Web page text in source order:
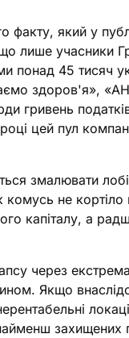
який у
учасники
понад 45 тисяч
здоров'я»,
гривень
цей пул
змалювати
не
капіталу, а
через
Якщо